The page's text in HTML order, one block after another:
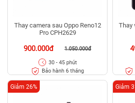
Thay camera sau Oppo Reno12
Pro CPH2629
900.000đ 1.050.000đ
30 - 45 phút
Bảo hành 6 tháng
Thay
Giảm 26% Giảm